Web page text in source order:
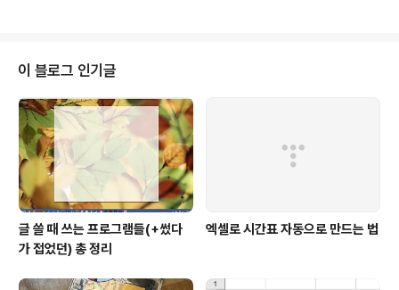
n[2]: pr..
이 블로그 인기글
글 쓸 때 쓰는 프로그램들(+썼다
가 접었던) 총 정리
엑셀로 시간표 자동으로 만드는 법